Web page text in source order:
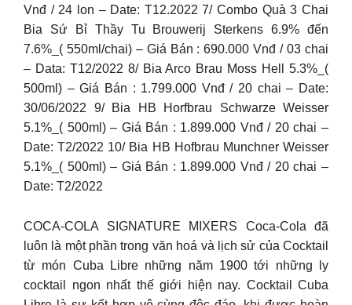
Vnđ / 24 lon – Date: T12.2022 7/ Combo Quà 3 Chai
Bia Sứ Bỉ Thầy Tu Brouwerij Sterkens 6.9% đến
7.6%_( 550ml/chai) – Giá Bán : 690.000 Vnđ / 03 chai
– Data: T12/2022 8/ Bia Arco Brau Moss Hell 5.3%_(
500ml) – Giá Bán : 1.799.000 Vnđ / 20 chai – Date:
30/06/2022 9/ Bia HB Horfbrau Schwarze Weisser
5.1%_( 500ml) – Giá Bán : 1.899.000 Vnđ / 20 chai –
Date: T2/2022 10/ Bia HB Hofbrau Munchner Weisser
5.1%_( 500ml) – Giá Bán : 1.899.000 Vnđ / 20 chai –
Date: T2/2022
COCA-COLA SIGNATURE MIXERS Coca-Cola đã
luôn là một phần trong văn hoá và lịch sử của Cocktail
từ món Cuba Libre những năm 1900 tới những ly
cocktail ngon nhất thế giới hiện nay. Cocktail Cuba